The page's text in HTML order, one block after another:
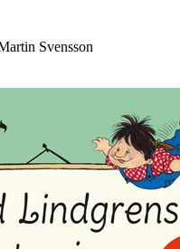
Svensson